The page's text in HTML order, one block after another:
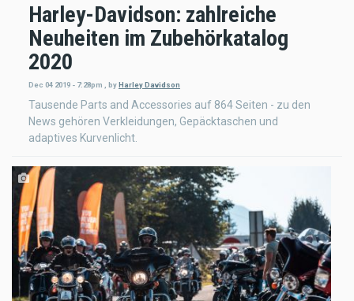
Harley-Davidson: zahlreiche
Neuheiten im Zubehörkatalog
2020
Dec 04 2019 - 7:28pm , by Harley Davidson
Tausende Parts and Accessories auf 864 Seiten - zu den
News gehören Verkleidungen, Gepäcktaschen und
adaptives Kurvenlicht.